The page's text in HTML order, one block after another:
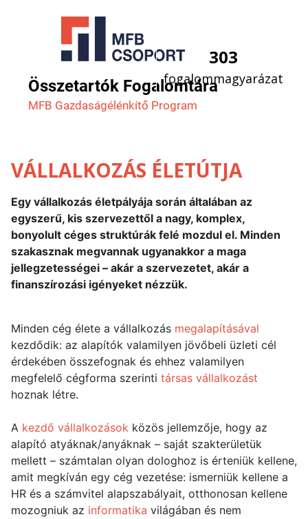
Összetartók Fogalomtára
MFB Gazdaság­élénkítő Program
303
fogalommagyarázat
VÁLLALKOZÁS ÉLETÚTJA
Egy vállalkozás életpályája során általában az
egyszerű, kis szervezettől a nagy, komplex,
bonyolult céges struktúrák felé mozdul el. Minden
szakasznak megvannak ugyanakkor a maga
jellegzetességei – akár a szervezetet, akár a
finanszírozási igényeket nézzük.
Minden cég élete a vállalkozás megalapításával
kezdődik: az alapítók valamilyen jövőbeli üzleti cél
érdekében összefognak és ehhez valamilyen
megfelelő cégforma szerinti társas vállalkozást
hoznak létre.
A kezdő vállalkozások közös jellemzője, hogy az
alapító atyáknak/anyáknak – saját szakterületük
mellett – számtalan olyan dologhoz is érteniük kellene,
amit megkíván egy cég vezetése: ismerniük kellene a
HR és a számvitel alapszabályait, otthonosan kellene
mozogniuk az informatika világában és nem